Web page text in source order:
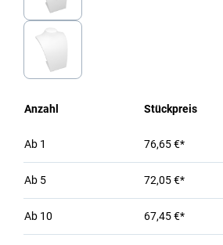
Anzahl Stückpreis
Ab 1 76,65 €*
Ab 5 72,05 €*
Ab 10 67,45 €*